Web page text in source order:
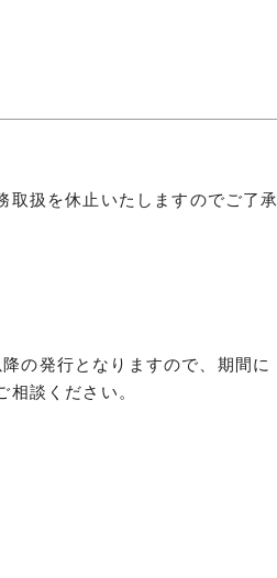
取扱を休止いたしますのでご了承
の発行となりますので、期間に
談ください。